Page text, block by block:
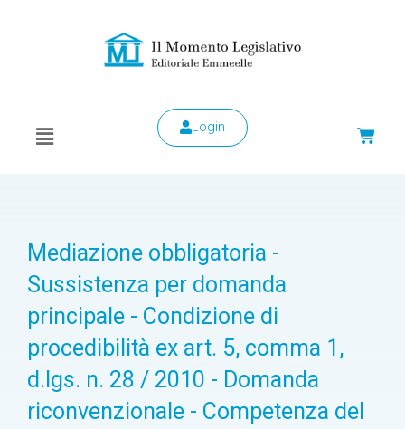
Login
Mediazione obbligatoria -
Sussistenza per domanda
principale - Condizione di
procedibilità ex art. 5, comma 1,
d.lgs. n. 28 / 2010 - Domanda
riconvenzionale - Competenza del